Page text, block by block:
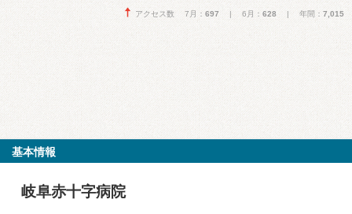
アクセス数 7月： 697 | 6月： 628 | 年間： 7,015
基本情報
岐阜赤十字病院